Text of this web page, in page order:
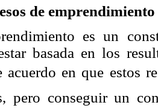
de
es un
basada en los
acuerdo en que estos
pero conseguir un